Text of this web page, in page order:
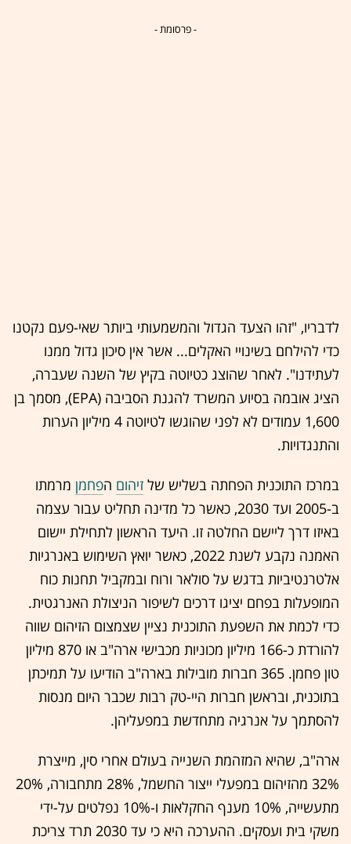
- פרסומת -
לדבריו, "זהו הצעד הגדול והמשמעותי ביותר שאי-פעם נקטנו
כדי להילחם בשינויי האקלים... אשר אין סיכון גדול ממנו
לעתידנו". לאחר שהוצג כטיוטה בקיץ של השנה שעברה,
הציג אובמה בסיוע המשרד להגנת הסביבה (EPA), מסמך בן
1,600 עמודים לא לפני שהוגשו לטיוטה 4 מיליון הערות
והתנגדויות.
במרכז התוכנית הפחתה בשליש של זיהום הפחמן מרמתו
ב-2005 ועד 2030, כאשר כל מדינה תחליט עבור עצמה
באיזו דרך ליישם החלטה זו. היעד הראשון לתחילת יישום
האמנה נקבע לשנת 2022, כאשר יואץ השימוש באנרגיות
אלטרנטיביות בדגש על סולאר ורוח ובמקביל תחנות כוח
המופעלות בפחם יציגו דרכים לשיפור הניצולת האנרגטית.
כדי לכמת את השפעת התוכנית נציין שצמצום הזיהום שווה
להורדת כ-166 מיליון מכוניות מכבישי ארה"ב או 870 מיליון
טון פחמן. 365 חברות מובילות בארה"ב הודיעו על תמיכתן
בתוכנית, ובראשן חברות היי-טק רבות שכבר היום מנסות
להסתמך על אנרגיה מתחדשת במפעליהן.
ארה"ב, שהיא המזהמת השנייה בעולם אחרי סין, מייצרת
32% מהזיהום במפעלי ייצור החשמל, 28% מתחבורה, 20%
מתעשייה, 10% מענף החקלאות ו-10% נפלטים על-ידי
משקי בית ועסקים. ההערכה היא כי עד 2030 תרד צריכת